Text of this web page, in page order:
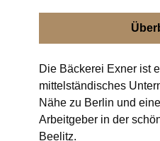
Die Bäckerei Exner ist
mittelständisches
Nähe zu Berlin und
Arbeitgeber in der
Beelitz.